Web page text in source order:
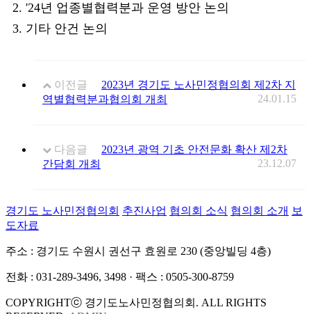
2. '24년 업종별협력분과 운영 방안 논의
3. 기타 안건 논의
이전글
2023년 경기도 노사민정협의회 제2차 지
역별협력분과협의회 개최
24.01.15
다음글
2023년 광역 기초 안전문화 확산 제2차
간담회 개최
23.12.07
경기도 노사민정협의회 추진사업 협의회 소식 협의회 소개 보
도자료
주소 : 경기도 수원시 권선구 효원로 230 (중앙빌딩 4층)
전화 : 031-289-3496, 3498 · 팩스 : 0505-300-8759
COPYRIGHTⓒ 경기도노사민정협의회. ALL RIGHTS